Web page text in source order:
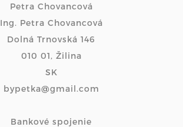
Petra Chovancová
Ing. Petra Chovancová
Dolná Trnovská 146
010 01, Žilina
SK
bypetka@gmail.com
Bankové spojenie